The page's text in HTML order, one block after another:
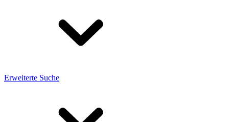
Erweiterte Suche